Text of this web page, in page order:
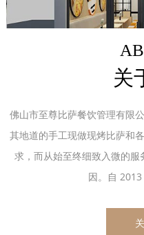
关
佛山市至尊比萨餐饮管理有限
其地道的手工现做现烤比萨和
求，而从始至终细致入微的
因。自